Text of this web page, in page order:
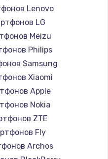
моста
питания
Lenovo
LG
Meizu
Philips
Samsung
Xiaomi
Apple
Nokia
ZTE
Fly
Archos